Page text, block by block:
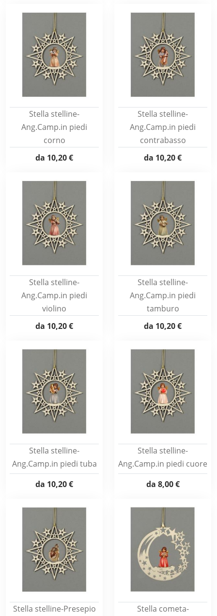
Stella stelline-
Ang.Camp.in piedi
corno
da 10,20 €
Stella stelline-
Ang.Camp.in piedi
contrabasso
da 10,20 €
Stella stelline-
Ang.Camp.in piedi
violino
da 10,20 €
Stella stelline-
Ang.Camp.in piedi
tamburo
da 10,20 €
Stella stelline-
Ang.Camp.in piedi tuba
da 10,20 €
Stella stelline-
Ang.Camp.in piedi cuore
da 8,00 €
Stella stelline-Presepio
Stella cometa-